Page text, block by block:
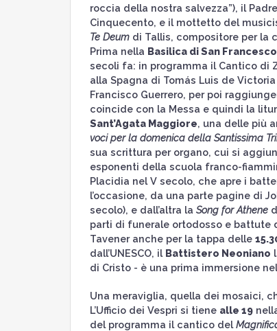
roccia della nostra salvezza”), il
Cinquecento, e il mottetto del
Te Deumdi Tallis, compositore per la
Prima nella Basilica di San Francesco
secoli fa: in programma il Cantico di
alla Spagna di Tomás Luis de Victoria
Francisco Guerrero, per poi
coincide con la Messa e quindi la
Sant’Agata Maggiore, una delle più
voci per la domenica della Santissima
sua scrittura per organo, cui si
esponenti della scuola franco-
Placidia nel V secolo, che apre i
l’occasione, da una parte pagine di
secolo), e dall’altra la Song for Athene
parti di funerale ortodosso e battute
Tavener anche per la tappa delle
dall’UNESCO, il Battistero Neoniano
di Cristo - è una prima immersione
Una meraviglia, quella dei mosaici,
L’Ufficio dei Vespri si tiene alle 19
del programma il cantico del